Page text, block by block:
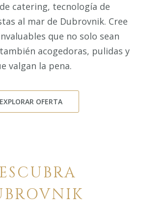
catering, tecnología de
al mar de Dubrovnik. Cree
que no solo sean
acogedoras, pulidas y
valgan la pena.
EXPLORAR OFERTA